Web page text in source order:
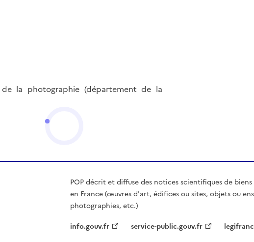
la photographie (département de la
POP décrit et diffuse des notices scientifiques de
en France (œuvres d'art, édifices ou sites, objets ou
photographies, etc.)
info.gouv.fr
service-public.gouv.fr